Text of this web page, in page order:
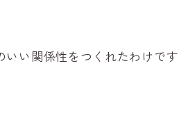
い関係性をつくれたわけで